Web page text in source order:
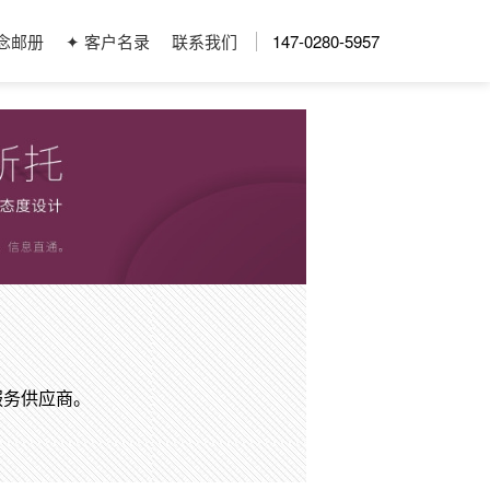
邮册 ✦ 客户名录 联系我们 147-0280-5957
供应商。